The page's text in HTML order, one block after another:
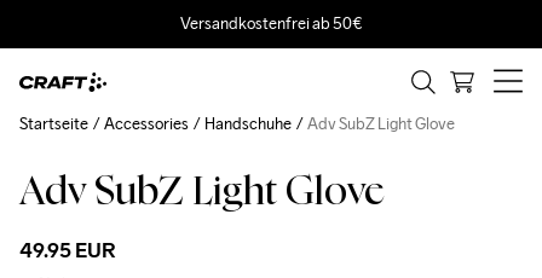
Versandkostenfrei ab 50€
Adv SubZ Light Glove
49.95 EUR
Startseite Accessories Handschuhe Adv SubZ Light Glove